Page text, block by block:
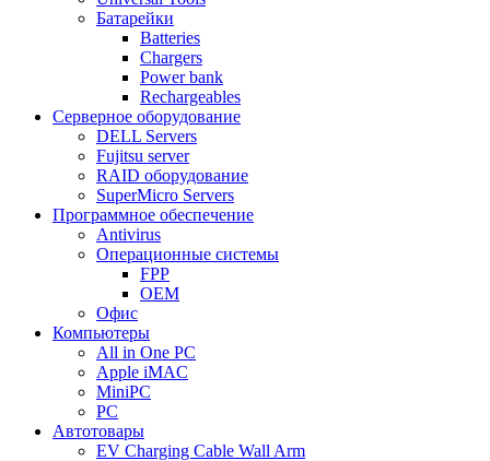
Батарейки
Batteries
Chargers
Power bank
Rechargeables
Серверное оборудование
DELL Servers
Fujitsu server
RAID оборудование
SuperMicro Servers
Программное обеспечение
Antivirus
Операционные системы
FPP
OEM
Офис
Компьютеры
All in One PC
Apple iMAC
MiniPC
PC
Автотовары
EV Charging Cable Wall Arm